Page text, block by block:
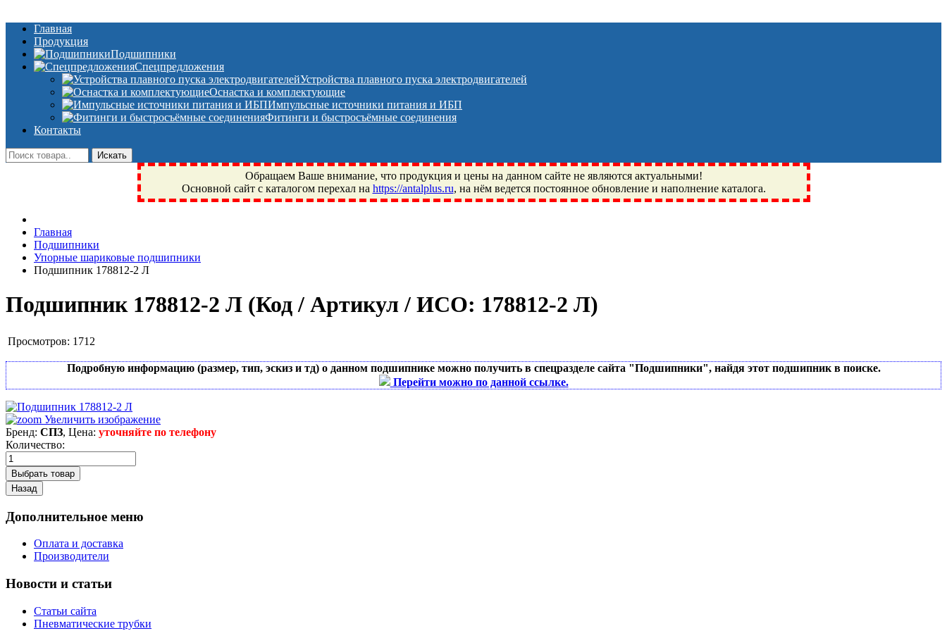
Главная
Продукция
Подшипники
Спецпредложения
Устройства плавного пуска электродвигателей
Оснастка и комплектующие
Импульсные источники питания и ИБП
Фитинги и быстросъёмные соединения
Контакты
Обращаем Ваше внимание, что продукция и цены на данном сайте не являются актуальными!
Основной сайт с каталогом перехал на https://antalplus.ru, на нём ведется постоянное обновление и наполнение каталога.
Фрязино, Антал+, плюс, Свердловский, Загорянский, Юбилейный, Щелково, Москва, Пушкино, Королёв, Балашиха, Фряново, Монино, Ивантеевка, подшипники, пневматика, метизы,
техника, сварочные аппараты, NIS, NSK, JED, KPT, NXZ, ГПЗ, Neutral, WHX, ZWZ, CRAFT, СПЗ-4, NECTECH, KG, LQY, DPI, BSN, SPZ, РФ, BMZ, ХАРП, CX, РОЛТОМ, APZ, FBJ, KYK,
NTN, SKF, купить, заказать
Главная
Подшипники
Упорные шариковые подшипники
Подшипник 178812-2 Л
Подшипник 178812-2 Л (Код / Артикул / ИСО: 178812-2 Л)
Просмотров: 1712
Подробную информацию (размер, тип, эскиз и тд) о данном подшипнике можно получить в спецразделе сайта "Подшипники", найдя этот подшипник в поиске.
Перейти можно по данной ссылке.
Увеличить изображение
Бренд: СПЗ, Цена: уточняйте по телефону
Количество:
Дополнительное меню
Оплата и доставка
Производители
Новости и статьи
Статьи сайта
Пневматические трубки